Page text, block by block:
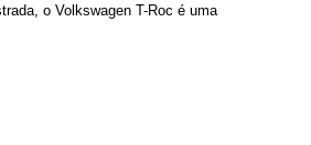
o Volkswagen T-Roc é uma